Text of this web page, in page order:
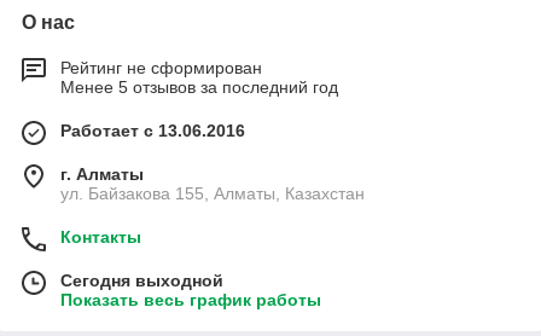
О нас
Рейтинг не сформирован
Менее 5 отзывов за последний год
Работает с 13.06.2016
г. Алматы
ул. Байзакова 155, Алматы, Казахстан
Контакты
Сегодня выходной
Показать весь график работы